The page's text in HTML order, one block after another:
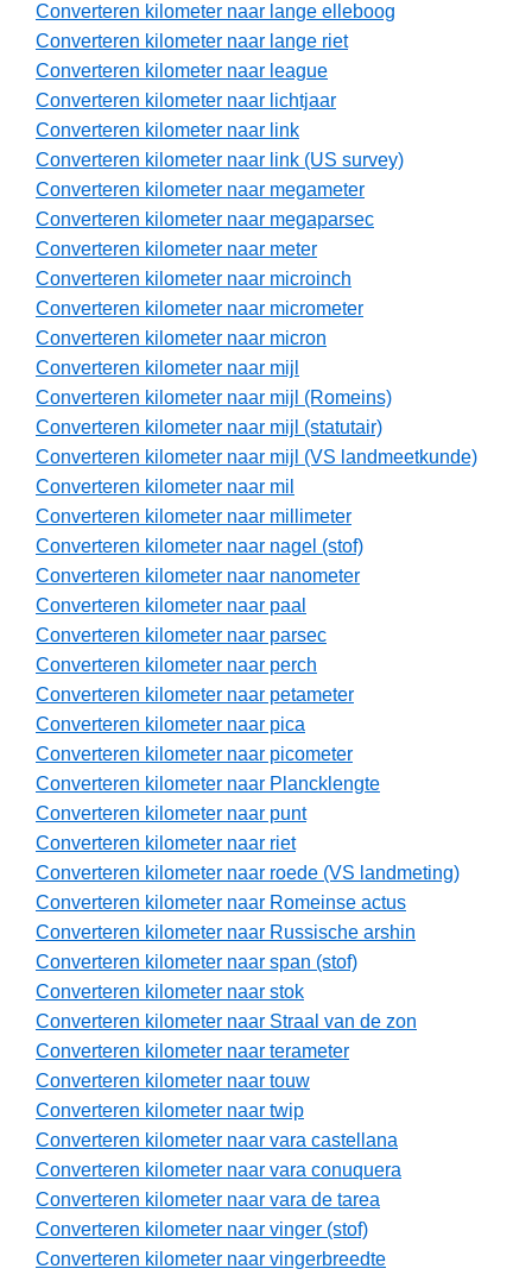
Converteren kilometer naar lange elleboog
Converteren kilometer naar lange riet
Converteren kilometer naar league
Converteren kilometer naar lichtjaar
Converteren kilometer naar link
Converteren kilometer naar link (US survey)
Converteren kilometer naar megameter
Converteren kilometer naar megaparsec
Converteren kilometer naar meter
Converteren kilometer naar microinch
Converteren kilometer naar micrometer
Converteren kilometer naar micron
Converteren kilometer naar mijl
Converteren kilometer naar mijl (Romeins)
Converteren kilometer naar mijl (statutair)
Converteren kilometer naar mijl (VS landmeetkunde)
Converteren kilometer naar mil
Converteren kilometer naar millimeter
Converteren kilometer naar nagel (stof)
Converteren kilometer naar nanometer
Converteren kilometer naar paal
Converteren kilometer naar parsec
Converteren kilometer naar perch
Converteren kilometer naar petameter
Converteren kilometer naar pica
Converteren kilometer naar picometer
Converteren kilometer naar Plancklengte
Converteren kilometer naar punt
Converteren kilometer naar riet
Converteren kilometer naar roede (VS landmeting)
Converteren kilometer naar Romeinse actus
Converteren kilometer naar Russische arshin
Converteren kilometer naar span (stof)
Converteren kilometer naar stok
Converteren kilometer naar Straal van de zon
Converteren kilometer naar terameter
Converteren kilometer naar touw
Converteren kilometer naar twip
Converteren kilometer naar vara castellana
Converteren kilometer naar vara conuquera
Converteren kilometer naar vara de tarea
Converteren kilometer naar vinger (stof)
Converteren kilometer naar vingerbreedte